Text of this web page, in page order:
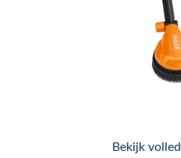
Over
Bekijk